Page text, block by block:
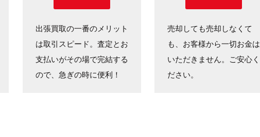
出張買取の一番のメリット
は取引スピード。査定とお
支払いがその場で完結する
ので、急ぎの時に便利！
売却しても売却しなくて
も、お客様から一切お金は
いただきません。ご安心く
ださい。